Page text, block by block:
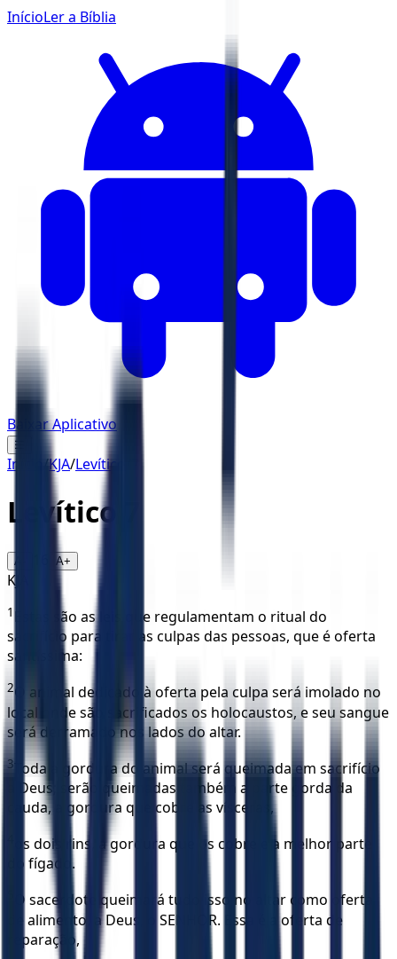
InícioLer a Bíblia
Baixar Aplicativo
☰
Início /KJA/Levítico
Levítico
A- A+
KJA
1
Estas são as leis que regulamentam o ritual do
sacrifício para tirar as culpas das pessoas, que é oferta
santíssima:
2O animal dedicado à oferta pela culpa será imolado no
local onde são sacrificados os holocaustos, e seu sangue
será derramado nos lados do altar.
3
Toda a gordura do animal será queimada em sacrifício
a Deus; serão queimadas também a parte gorda da
cauda, a gordura que cobre as vísceras,
os dois rins, a gordura que os cobre e a melhor parte
do fígado.
O sacerdote queimará tudo isso no altar como oferta
de alimento, a Deus, o SENHOR. Essa é a oferta de
reparação,